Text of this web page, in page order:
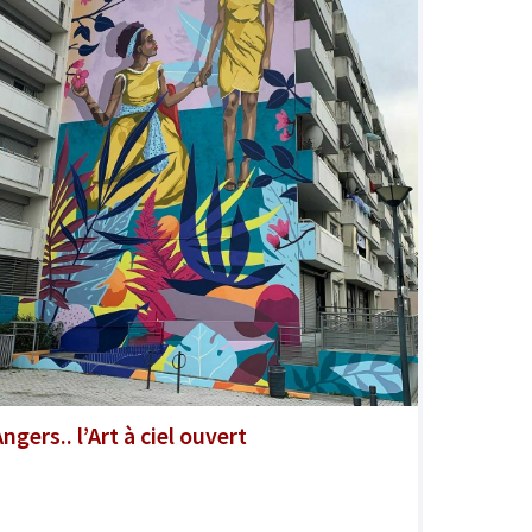
l’Art à ciel ouvert